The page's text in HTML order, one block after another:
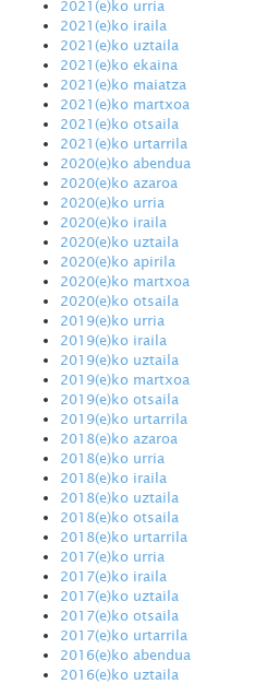
2021(e)ko urria
2021(e)ko iraila
2021(e)ko uztaila
2021(e)ko ekaina
2021(e)ko maiatza
2021(e)ko martxoa
2021(e)ko otsaila
2021(e)ko urtarrila
2020(e)ko abendua
2020(e)ko azaroa
2020(e)ko urria
2020(e)ko iraila
2020(e)ko uztaila
2020(e)ko apirila
2020(e)ko martxoa
2020(e)ko otsaila
2019(e)ko urria
2019(e)ko iraila
2019(e)ko uztaila
2019(e)ko martxoa
2019(e)ko otsaila
2019(e)ko urtarrila
2018(e)ko azaroa
2018(e)ko urria
2018(e)ko iraila
2018(e)ko uztaila
2018(e)ko otsaila
2018(e)ko urtarrila
2017(e)ko urria
2017(e)ko iraila
2017(e)ko uztaila
2017(e)ko otsaila
2017(e)ko urtarrila
2016(e)ko abendua
2016(e)ko uztaila